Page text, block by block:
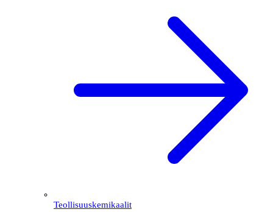
Teollisuuskemikaalit